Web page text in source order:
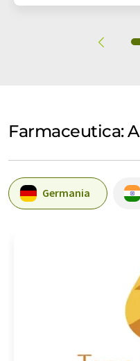
Farmaceutica:
Germania